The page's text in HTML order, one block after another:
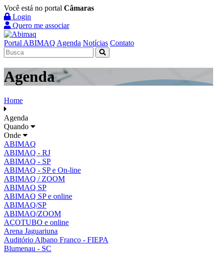
Você está no portal Câmaras
Login
Quero me associar
Portal ABIMAQ Agenda Notícias Contato
Agenda
Home
Agenda
Quando
Onde
ABIMAQ
ABIMAQ - RJ
ABIMAQ - SP
ABIMAQ - SP e On-line
ABIMAQ / ZOOM
ABIMAQ SP
ABIMAQ SP e online
ABIMAQ/SP
ABIMAQ/ZOOM
AÇOTUBO e online
Arena Jaguariuna
Auditório Albano Franco - FIEPA
Blumenau - SC